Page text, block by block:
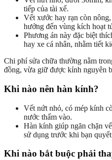
tiếp của tài xế.
Vết xước hay rạn còn
hưởng đến vùng kích hoạt
Phương án này đặc biệt
hay xe cá nhân, nhằm tiết
Chi phí sửa chữa thường nằm
đồng, vừa giữ được kính nguyên
Khi nào nên hàn kính?
Vết nứt nhỏ, có mép kính
nước thấm vào.
Hàn kính giúp ngăn chặn
sử dụng trước khi bạn
Khi nào bắt buộc phải